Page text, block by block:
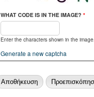
WHAT CODE IS IN THE IMAGE? *
Enter the characters shown in the image.
Generate a new captcha